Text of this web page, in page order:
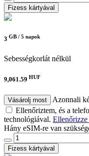
Fizess kártyával
3 GB / 5 napok
Sebességkorlát nélkül
9,061.59 HUF
Vásárolj most
Azonnali
Ellenőriztem, és a
technológiával.
Hány eSIM-re van
Fizess kártyával